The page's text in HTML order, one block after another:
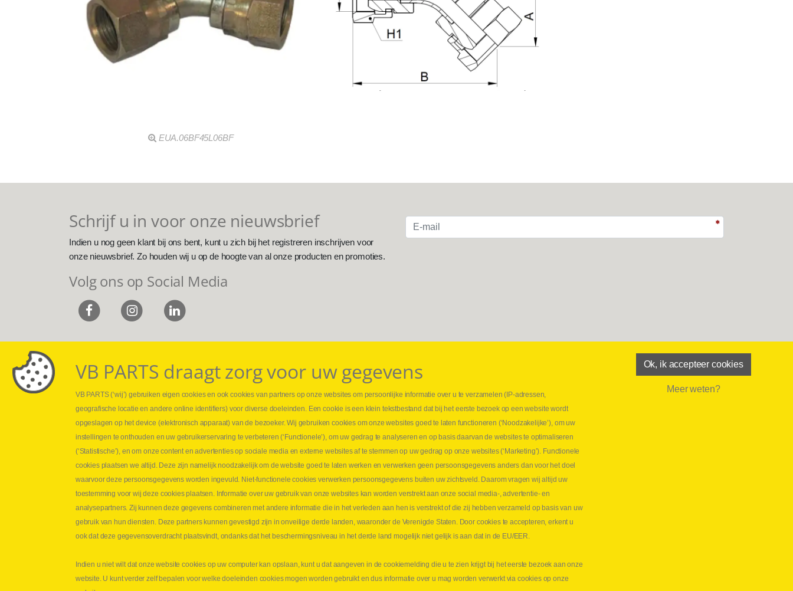
EUA.06BF45L06BF
Schrijf u in voor onze nieuwsbrief
Indien u nog geen klant bij ons bent, kunt u zich bij het registreren inschrijven voor
onze nieuwsbrief. Zo houden wij u op de hoogte van al onze producten en promoties.
Volg ons op Social Media
Webshop
Nieuws
Jobs
Leveringen
Drukcontrole set
Persmaten
Hydraulische slangen
Contact VB Parts
Abraham Hansstraat 7
B-8800 Roeselare
E-mail info@vbparts.be
⏳ Laatste maand Webtec-promotie!
⏳ Laatste kans voor onze promo
snelkoppelingen!
1 juni 2026
Lees meer NL
VB PARTS draagt zorg voor uw gegevens
VB PARTS (‘wij’) gebruiken eigen cookies en ook cookies van partners op onze websites om persoonlijke informatie over u te verzamelen (IP-adressen,
geografische locatie en andere online identifiers) voor diverse doeleinden. Een cookie is een klein tekstbestand dat bij het eerste bezoek op een website wordt
opgeslagen op het device (elektronisch apparaat) van de bezoeker. Wij gebruiken cookies om onze websites goed te laten functioneren (‘Noodzakelijke’), om uw
instellingen te onthouden en uw gebruikerservaring te verbeteren (‘Functionele’), om uw gedrag te analyseren en op basis daarvan de websites te optimaliseren
(‘Statistische’), en om onze content en advertenties op sociale media en externe websites af te stemmen op uw gedrag op onze websites (‘Marketing’). Functionele
cookies plaatsen we altijd. Deze zijn namelijk noodzakelijk om de website goed te laten werken en verwerken geen persoonsgegevens anders dan voor het doel
waarvoor deze persoonsgegevens worden ingevuld. Niet-functionele cookies verwerken persoonsgegevens buiten uw zichtsveld. Daarom vragen wij altijd uw
toestemming voor wij deze cookies plaatsen. Informatie over uw gebruik van onze websites kan worden verstrekt aan onze social media-, advertentie- en
analysepartners. Zij kunnen deze gegevens combineren met andere informatie die in het verleden aan hen is verstrekt of die zij hebben verzameld op basis van uw
gebruik van hun diensten. Deze partners kunnen gevestigd zijn in onveilige derde landen, waaronder de Verenigde Staten. Door cookies te accepteren, erkent u
ook dat deze gegevensoverdracht plaatsvindt, ondanks dat het beschermingsniveau in het derde land mogelijk niet gelijk is aan dat in de EU/EER.
Indien u niet wilt dat onze website cookies op uw computer kan opslaan, kunt u dat aangeven in de cookiemelding die u te zien krijgt bij het eerste bezoek aan onze
website. U kunt verder zelf bepalen voor welke doeleinden cookies mogen worden gebruikt en dus informatie over u mag worden verwerkt via cookies op onze
Ok, ik accepteer cookies
Meer weten?